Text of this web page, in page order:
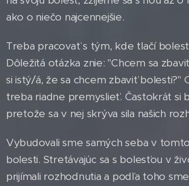
ako o niečo najcennejšie.
Treba pracovať s tým, kde tlačí
Dôležitá otázka znie: "Chcem sa
si istý/á, že sa chcem zbaviť bolesti?"
treba riadne premyslieť. Častokrát si
pretože sa v nej skrýva sila našich
Vybudovali sme samých seba v
bolesti. Stretávajúc sa s bolesťou v
prijímali rozhodnutia a podľa toho